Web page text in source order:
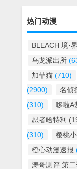
热门动漫
BLEACH 境·界
乌龙派出所
加菲猫 (710)
(2900)
名侦
(310)
哆啦A
忍者哈特利
(310)
樱桃
橙心动漫速报
涛哥测评 第二